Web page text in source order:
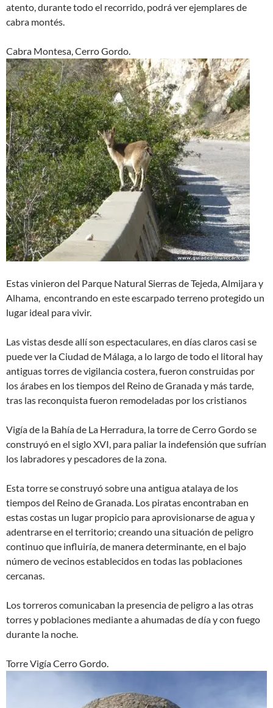
atento, durante todo el recorrido, podrá ver ejemplares de
cabra montés.
Cabra Montesa, Cerro Gordo.
Estas vinieron del Parque Natural Sierras de Tejeda, Almijara y
Alhama, encontrando en este escarpado terreno protegido un
lugar ideal para vivir.
Las vistas desde allí son espectaculares, en días claros casi se
puede ver la Ciudad de Málaga, a lo largo de todo el litoral hay
antiguas torres de vigilancia costera, fueron construidas por
los árabes en los tiempos del Reino de Granada y más tarde,
tras las reconquista fueron remodeladas por los cristianos
Vigía de la Bahía de La Herradura, la torre de Cerro Gordo se
construyó en el siglo XVI, para paliar la indefensión que sufrían
los labradores y pescadores de la zona.
Esta torre se construyó sobre una antigua atalaya de los
tiempos del Reino de Granada. Los piratas encontraban en
estas costas un lugar propicio para aprovisionarse de agua y
adentrarse en el territorio; creando una situación de peligro
continuo que influiría, de manera determinante, en el bajo
número de vecinos establecidos en todas las poblaciones
cercanas.
Los torreros comunicaban la presencia de peligro a las otras
torres y poblaciones mediante a ahumadas de día y con fuego
durante la noche.
Torre Vigía Cerro Gordo.